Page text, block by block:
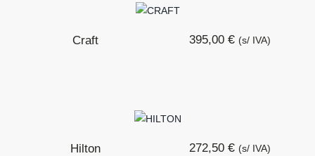
Craft 395,00 € (s/ IVA)
Hilton 272,50 € (s/ IVA)